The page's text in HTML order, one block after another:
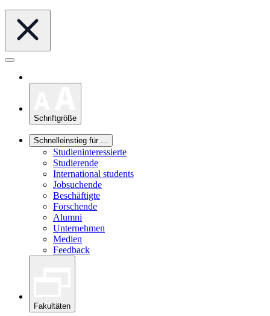
Schriftgröße
Schnelleinstieg für ...
Studieninteressierte
Studierende
International students
Jobsuchende
Beschäftigte
Forschende
Alumni
Unternehmen
Medien
Feedback
Fakultäten